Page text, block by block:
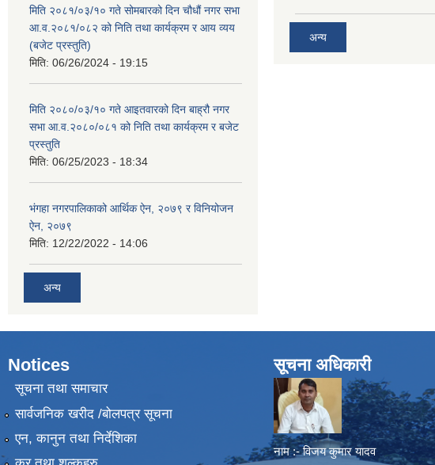
मिति २०८१/०३/१० गते सोमबारको दिन चौधौं नगर सभा
आ.व.२०८१/०८२ को निति तथा कार्यक्रम र आय व्यय
(बजेट प्रस्तुति)
मिति: 06/26/2024 - 19:15
मिति २०८०/०३/१० गते आइतवारको दिन बाह्रौ नगर
सभा आ.व.२०८०/०८१ को निति तथा कार्यक्रम र बजेट
प्रस्तुति
मिति: 06/25/2023 - 18:34
भंगहा नगरपालिकाको आर्थिक ऐन, २०७९ र विनियोजन
ऐन, २०७९
मिति: 12/22/2022 - 14:06
अन्य
अन्य
Notices
सूचना तथा समाचार
सार्वजनिक खरीद /बोलपत्र सूचना
एन, कानुन तथा निर्देशिका
सूचना अधिकारी
नाम :- विजय कुमार यादव